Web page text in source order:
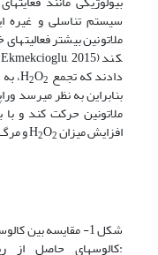
سیستم تناسلی و
ملاتونین بیشتر
کند (Munik & Ekmekcioglu, 2015). Levine
دادند که تجمع H 2O2 ،
بنابراین به نظر می­رسد
ملاتونین حرکت کند و
افزایش میزان H 2O2 و
شکل 1- مقایسه بین
:کالوس­های حاصل از